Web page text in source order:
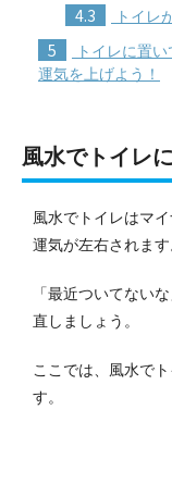
4.3 トイレ
5
トイレに置
運気を上げよう！
風水でトイレ
風水でトイレはマ
運気が左右されます
「最近ついてない
直しましょう。
ここでは、風水で
す。